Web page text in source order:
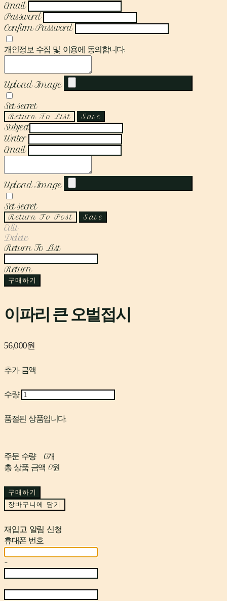
Email
Password
Confirm Password
개인정보 수집 및 이용에 동의합니다.
Upload Image
Set secret
Return To List Save
Subject
Writer
Email
Upload Image
Set secret
Return To Post Save
Edit
Delete
Return To List
Return
구매하기
이파리 큰 오벌접시
56,000원
추가 금액
수량
품절된 상품입니다.
주문 수량
0개
총 상품 금액 0원
구매하기
장바구니에 담기
재입고 알림 신청
휴대폰 번호
-
-